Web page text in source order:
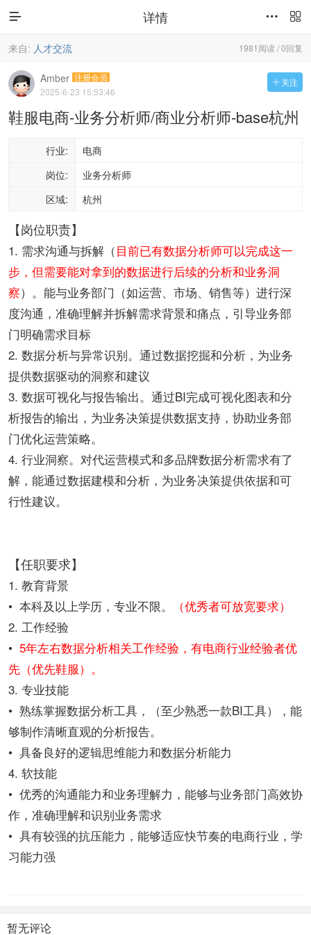
 详情 

1981阅读 / 0回复
来自: 人才交流
 关注
Amber 注册会员
2025-6-23 15:53:46
鞋服电商-业务分析师/商业分析师-base杭州
行业:
电商
岗位:
业务分析师
区域:
杭州
【岗位职责】
1. 需求沟通与拆解（目前已有数据分析师可以完成这一
步，但需要能对拿到的数据进行后续的分析和业务洞
察）。能与业务部门（如运营、市场、销售等）进行深
度沟通，准确理解并拆解需求背景和痛点，引导业务部
门明确需求目标
2. 数据分析与异常识别。通过数据挖掘和分析，为业务
提供数据驱动的洞察和建议
3. 数据可视化与报告输出。通过BI完成可视化图表和分
析报告的输出，为业务决策提供数据支持，协助业务部
门优化运营策略。
4. 行业洞察。对代运营模式和多品牌数据分析需求有了
解，能通过数据建模和分析，为业务决策提供依据和可
行性建议。
【任职要求】
1. 教育背景
• 本科及以上学历，专业不限。
（优秀者可放宽要求）
2. 工作经验
• 5年左右数据分析相关工作经验，有电商行业经验者优
先（优先鞋服）。
3. 专业技能
• 熟练掌握数据分析工具，（至少熟悉一款BI工具），能
够制作清晰直观的分析报告。
• 具备良好的逻辑思维能力和数据分析能力
4. 软技能
• 优秀的沟通能力和业务理解力，能够与业务部门高效协
作，准确理解和识别业务需求
• 具有较强的抗压能力，能够适应快节奏的电商行业，学
习能力强
暂无评论